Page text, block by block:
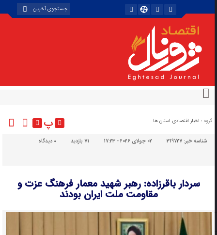
گروه : اخبار اقتصادی استان ها پ
شناسه خبر:319727 02 جولای 2026 - 17:23 71 بازدید دیدگاه
سردار باقرزاده: رهبر شهید معمار فرهنگ عزت و
مقاومت ملت ایران بودند